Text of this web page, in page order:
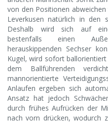
von den Positionen
Leverkusen natürlich in den
Deshalb wird sich auf
bestenfalls einen
herauskippenden Sechser
Kugel, wird sofort
dem Ballführenden
mannorientierte
Anlaufen ergeben sich
Ansatz hat jedoch
durch frühes Aufrücken der
nach vorn drücken, wodurch